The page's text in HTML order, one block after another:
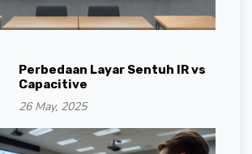
Perbedaan Layar Sentuh IR vs
Capacitive
26 May, 2025